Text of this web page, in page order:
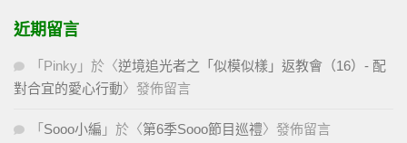
近期留言
「 Pinky 」於〈逆境追光者之「似模似樣」返教會（16）- 配
對合宜的愛心行動〉發佈留言
「 Sooo小編 」於〈第6季Sooo節目巡禮〉發佈留言